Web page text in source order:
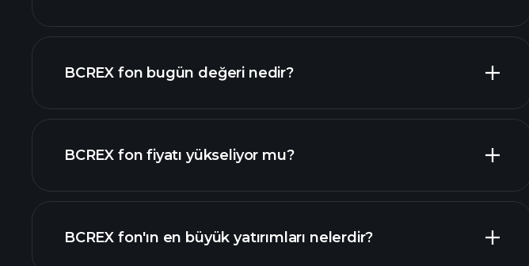
BCREX fon bugün değeri nedir?
BCREX fon fiyatı yükseliyor mu?
BCREX fon'ın en büyük yatırımları nelerdir?